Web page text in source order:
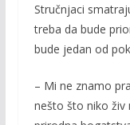
Stručnjaci
treba da bude
bude jedan od
– Mi ne znamo
nešto što niko živ